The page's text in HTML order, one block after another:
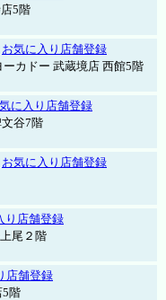
5階
お気に入り店舗登録
カドー 武蔵境店 西館5階
に入り店舗登録
谷7階
お気に入り店舗登録
り店舗登録
尾２階
店舗登録
階